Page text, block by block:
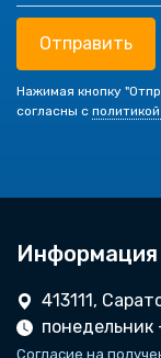
Отправить
Нажимая кнопку
согласны с
Информация
413111,
понедельник
Согласие на